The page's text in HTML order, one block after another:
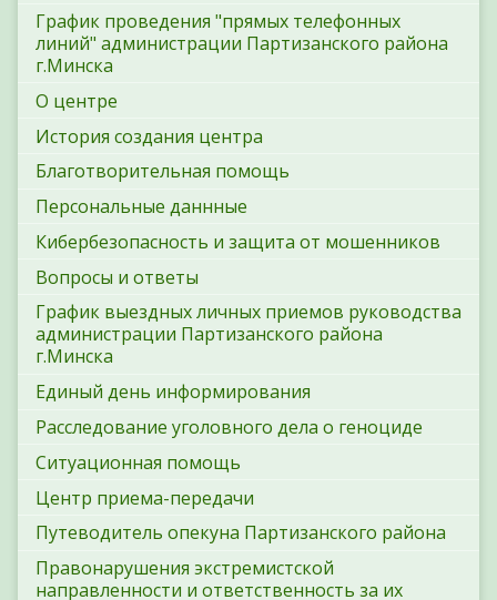
График проведения "прямых телефонных
линий" администрации Партизанского района
г.Минска
О центре
История создания центра
Благотворительная помощь
Персональные даннные
Кибербезопасность и защита от мошенников
Вопросы и ответы
График выездных личных приемов руководства
администрации Партизанского района
г.Минска
Единый день информирования
Расследование уголовного дела о геноциде
Ситуационная помощь
Центр приема-передачи
Путеводитель опекуна Партизанского района
Правонарушения экстремистской
направленности и ответственность за их